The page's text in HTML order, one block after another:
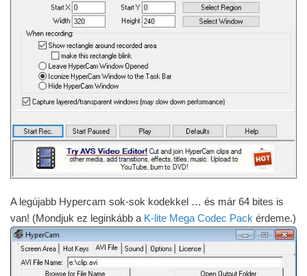
A legújabb Hypercam sok-sok kodekkel … és már 64 bites is
van! (Mondjuk ez leginkább a K-lite Mega Codec Pack érdeme.)